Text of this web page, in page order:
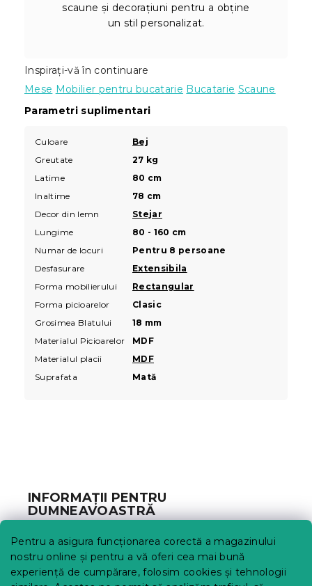
Pentru a asigura funcționarea corectă a magazinului
nostru online și pentru a vă oferi cea mai bună
experiență de cumpărare, folosim cookies și tehnologii
scaune și decorațiuni pentru a obține
un stil personalizat.
Inspirați-vă în continuare
Mese Mobilier pentru bucatarie Bucatarie Scaune
Parametri suplimentari
Culoare
Bej
Greutate
27 kg
Latime
80 cm
Inaltime
78 cm
Decor din lemn
Stejar
Lungime
80 - 160 cm
Numar de locuri
Pentru 8 persoane
Desfasurare
Extensibila
Forma mobilierului
Rectangular
Forma picioarelor
Clasic
Grosimea Blatului
18 mm
Materialul Picioarelor
MDF
Materialul placii
MDF
Suprafata
Mată
o
INFORMAȚII PENTRU
DUMNEAVOASTRĂ
Urmărirea comenzii
Opțiuni de livrare
Metode de plată